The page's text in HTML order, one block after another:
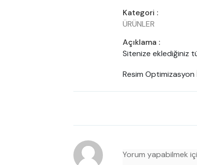
Kategori :
ÜRÜNLER
Açıklama :
Sitenize eklediğiniz
Resim Optimizasyon